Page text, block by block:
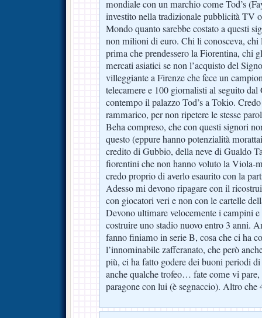
mondiale con un marchio come Tod’s
investito nella tradizionale pubblicità TV
Mondo quanto sarebbe costato a questi
non milioni di euro. Chi li conosceva,
prima che prendessero la Fiorentina, chi
mercati asiatici se non l’acquisto del
villeggiante a Firenze che fece un
telecamere e 100 giornalisti al seguito
contempo il palazzo Tod’s a Tokio.
rammarico, per non ripetere le stesse
Beha compreso, che con questi signori
questo (eppure hanno potenzialità
credito di Gubbio, della neve di Gualdo
fiorentini che non hanno voluto la Viola-
credo proprio di averlo esaurito con la
Adesso mi devono ripagare con il
con giocatori veri e non con le cartelle
Devono ultimare velocemente i campini
costruire uno stadio nuovo entro 3 anni.
fanno finiamo in serie B, cosa che ci ha
l’innominabile zafferanato, che però
più, ci ha fatto godere dei buoni periodi
anche qualche trofeo… fate come vi
paragone con lui (è segnaccio). Altro